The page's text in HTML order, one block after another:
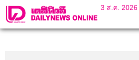
3 ส.ค. 2026